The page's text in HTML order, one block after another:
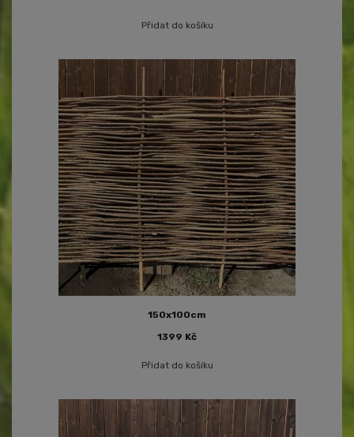
Přidat do košíku
150x100cm
1399 Kč
Přidat do košíku